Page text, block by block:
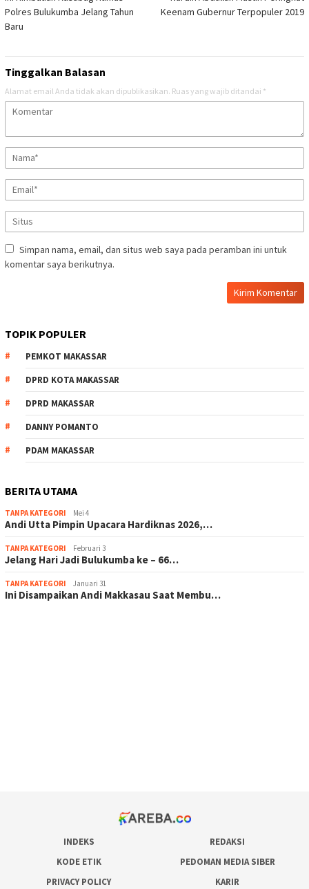
Polres Bulukumba Jelang Tahun
Baru
Keenam Gubernur Terpopuler 2019
Tinggalkan Balasan
Alamat email Anda tidak akan dipublikasikan. Ruas yang wajib ditandai *
Simpan nama, email, dan situs web saya pada peramban ini untuk
komentar saya berikutnya.
TOPIK POPULER
PEMKOT MAKASSAR
DPRD KOTA MAKASSAR
DPRD MAKASSAR
DANNY POMANTO
PDAM MAKASSAR
BERITA UTAMA
TANPA KATEGORI Mei 4
Andi Utta Pimpin Upacara Hardiknas 2026,…
TANPA KATEGORI Februari 3
Jelang Hari Jadi Bulukumba ke – 66…
TANPA KATEGORI Januari 31
Ini Disampaikan Andi Makkasau Saat Membu…
INDEKS
REDAKSI
KODE ETIK
PEDOMAN MEDIA SIBER
PRIVACY POLICY
KARIR